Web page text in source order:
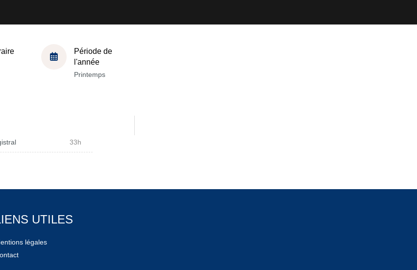
Période de
l'année
Printemps
33h
UTILES
légales